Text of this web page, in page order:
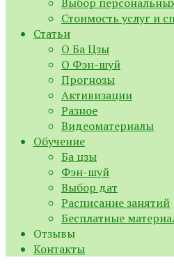
Стоимость услуг и
Статьи
О Ба Цзы
О Фэн-шуй
Прогнозы
Активизации
Разное
Видеоматериалы
Обучение
Ба цзы
Фэн-шуй
Выбор дат
Расписание занятий
Бесплатные
Отзывы
Контакты